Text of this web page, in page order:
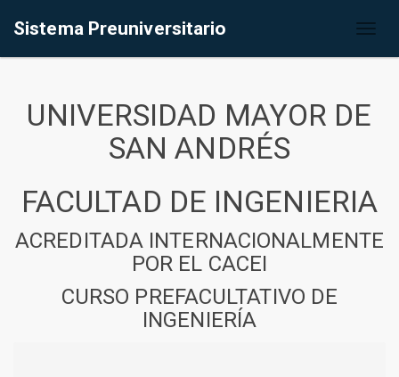
Sistema Preuniversitario
UNIVERSIDAD MAYOR DE
SAN ANDRÉS
FACULTAD DE INGENIERIA
ACREDITADA INTERNACIONALMENTE
POR EL CACEI
CURSO PREFACULTATIVO DE
INGENIERÍA